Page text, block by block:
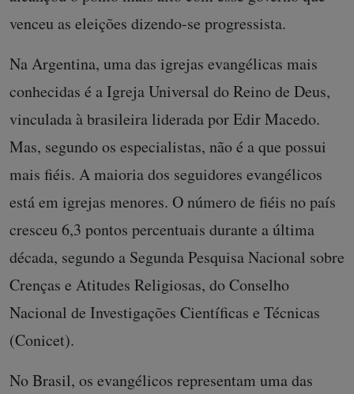
venceu as eleições dizendo-se progressista.
Na Argentina, uma das igrejas evangélicas mais
conhecidas é a Igreja Universal do Reino de Deus,
vinculada à brasileira liderada por Edir Macedo.
Mas, segundo os especialistas, não é a que possui
mais fiéis. A maioria dos seguidores evangélicos
está em igrejas menores. O número de fiéis no país
cresceu 6,3 pontos percentuais durante a última
década, segundo a Segunda Pesquisa Nacional sobre
Crenças e Atitudes Religiosas, do Conselho
Nacional de Investigações Científicas e Técnicas
(Conicet).
No Brasil, os evangélicos representam uma das